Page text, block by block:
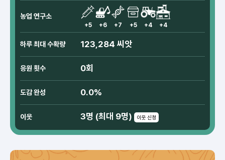
농업 연구소
+5 +6 +7 +5 +4 +4
하루 최대 수확량 123,284 씨앗
응원 횟수 0회
도감 완성 0.0%
이웃 3명 (최대 9명) 이웃 신청